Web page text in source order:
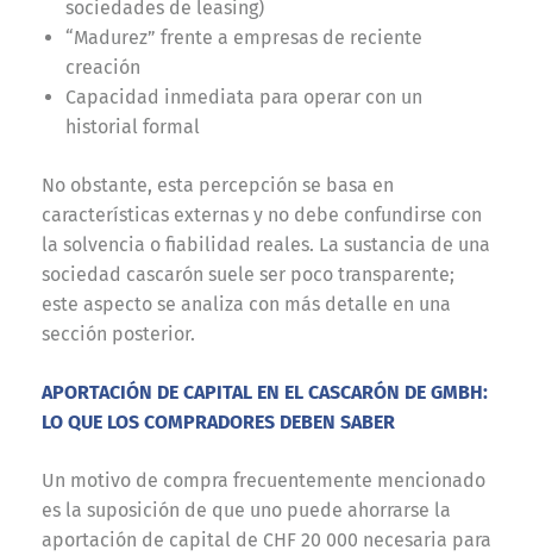
sociedades de leasing)
“Madurez” frente a empresas de reciente
creación
Capacidad inmediata para operar con un
historial formal
No obstante, esta percepción se basa en
características externas y no debe confundirse con
la solvencia o fiabilidad reales. La sustancia de una
sociedad cascarón suele ser poco transparente;
este aspecto se analiza con más detalle en una
sección posterior.
APORTACIÓN DE CAPITAL EN EL CASCARÓN DE GMBH:
LO QUE LOS COMPRADORES DEBEN SABER
Un motivo de compra frecuentemente mencionado
es la suposición de que uno puede ahorrarse la
aportación de capital de CHF 20 000 necesaria para